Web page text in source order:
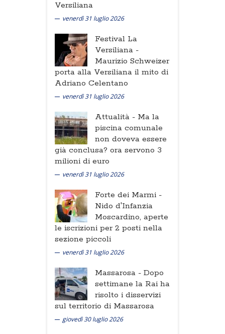
Versiliana
venerdì 31 luglio 2026
Festival La
Versiliana -
Maurizio Schweizer
porta alla Versiliana il mito di
Adriano Celentano
venerdì 31 luglio 2026
Attualità - Ma la
piscina comunale
non doveva essere
già conclusa? ora servono 3
milioni di euro
venerdì 31 luglio 2026
Forte dei Marmi -
Nido d'Infanzia
Moscardino, aperte
le iscrizioni per 2 posti nella
sezione piccoli
venerdì 31 luglio 2026
Massarosa - Dopo
settimane la Rai ha
risolto i disservizi
sul territorio di Massarosa
giovedì 30 luglio 2026